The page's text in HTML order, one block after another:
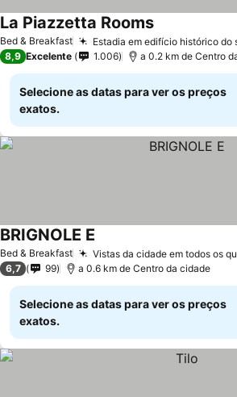
Bed & Breakfast Estadia em edifício histórico do
La Piazzetta RoomsVer preços
8,9 Excelente 1.006 a 0.2 km de Centro
Selecione as datas para ver os preços
exatos.
Bed & Breakfast Vistas da cidade em todos os
BRIGNOLE E
6,7 99 a 0.6 km de Centro da cidade
Selecione as datas para ver os preços
exatos.